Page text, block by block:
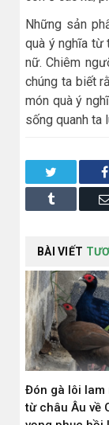
Những sản
quà ý nghĩa từ
nữ. Chiêm
chúng ta biết
món quà ý
sống quanh ta
Tumblr
BÀI VIẾT
Đón gà lôi lam
từ châu Âu về